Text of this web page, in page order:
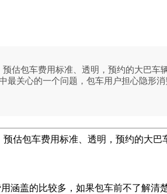
估包车费用标准、透明，预约的大巴车
关心的一个问题，包车用户担心隐形
估包车费用标准、透明，预约的大
盖的比较多，如果包车前不了解清